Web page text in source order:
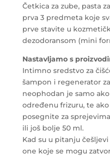
Četkica za zube, pasta
prva 3 predmeta koje
prve stavite u
dezodoransom (mini
Nastavljamo s
Intimno sredstvo za
šampon i regenerator
neophodan je samo
određenu frizuru, te
posegnite za
ili još bolje 50 ml.
Kad su u pitanju
one koje se mogu